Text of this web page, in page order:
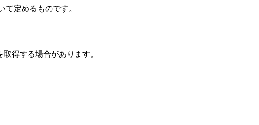
定めるものです。
得する場合があります。